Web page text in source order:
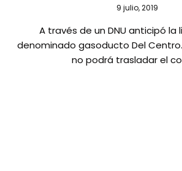
9 julio, 2019
A través de un DNU anticipó la
denominado gasoducto Del
no podrá trasladar el